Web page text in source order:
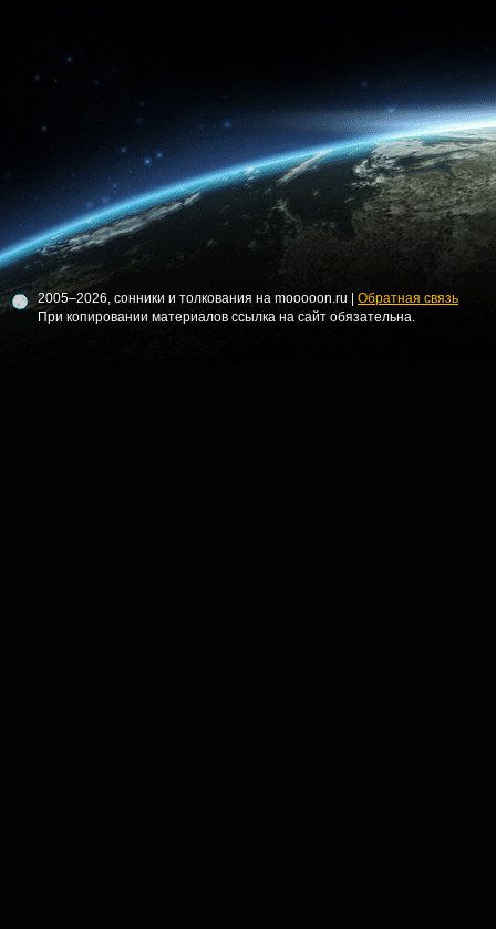
2005–2026, сонники и толкования на mooooon.ru | Обратная связь
При копировании материалов ссылка на сайт обязательна.